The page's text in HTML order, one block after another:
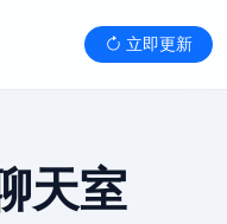
立即更新
天室